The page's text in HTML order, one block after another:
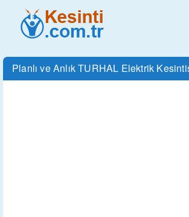
Planlı ve Anlık TURHAL Elektrik